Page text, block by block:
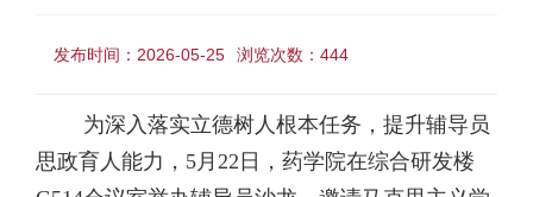
发布时间：2026-05-25 浏览次数： 444
为深入落实立德树人根本任务，提升辅导员
思政育人能力，5月22日，药学院在综合研发楼